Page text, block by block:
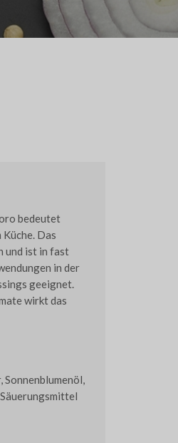
bedeutet
Das
und ist in fast
in der
geeignet.
wirkt das
Sonnenblumenöl,